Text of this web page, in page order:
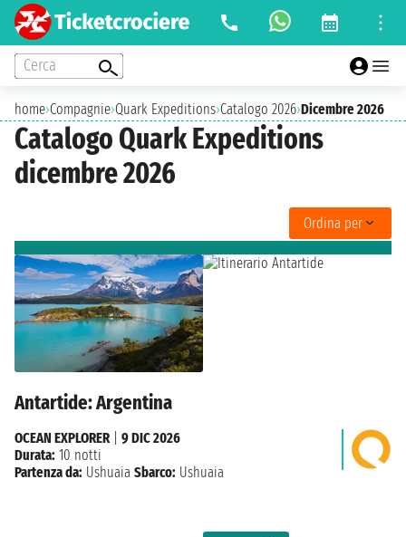
Cerca
home›Compagnie›Quark Expeditions›Catalogo 2026›Dicembre 2026
Catalogo Quark Expeditions
dicembre 2026
Ordina per
Antartide: Argentina
OCEAN EXPLORER
9 DIC 2026
Durata: 10 notti
Partenza da: Ushuaia Sbarco: Ushuaia